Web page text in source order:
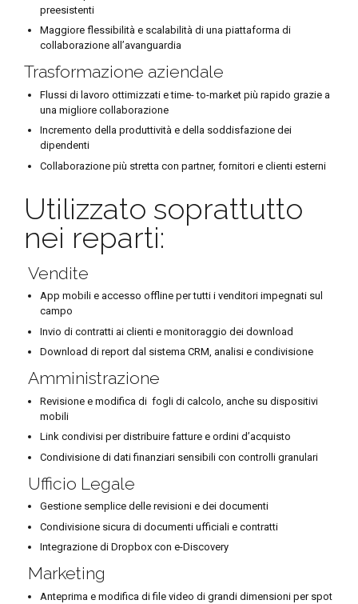
preesistenti
Maggiore flessibilità e scalabilità di una piattaforma di
collaborazione all’avanguardia
Trasformazione aziendale
Flussi di lavoro ottimizzati e time- to-market più rapido grazie a
una migliore collaborazione
Incremento della produttività e della soddisfazione dei
dipendenti
Collaborazione più stretta con partner, fornitori e clienti esterni
Utilizzato soprattutto
nei reparti:
Vendite
App mobili e accesso offline per tutti i venditori impegnati sul
campo
Invio di contratti ai clienti e monitoraggio dei download
Download di report dal sistema CRM, analisi e condivisione
Amministrazione
Revisione e modifica di fogli di calcolo, anche su dispositivi
mobili
Link condivisi per distribuire fatture e ordini d’acquisto
Condivisione di dati finanziari sensibili con controlli granulari
Ufficio Legale
Gestione semplice delle revisioni e dei documenti
Condivisione sicura di documenti ufficiali e contratti
Integrazione di Dropbox con e-Discovery
Marketing
Anteprima e modifica di file video di grandi dimensioni per spot